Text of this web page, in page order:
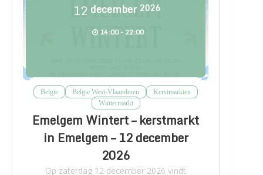
12 december 2026
14:00 - 22:00
Belgie Belgie West-Vlaanderen
Kerstmarkten
Wintermarkt
Emelgem Wintert – kerstmarkt
in Emelgem – 12 december
2026
Op zaterdag 12 december 2026 vindt